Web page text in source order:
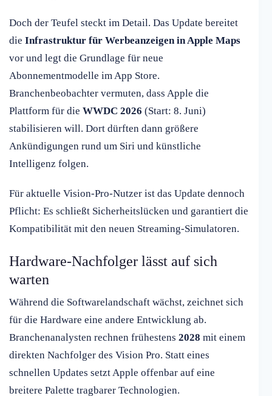
Doch der Teufel steckt im Detail. Das Update bereitet
die Infrastruktur für Werbeanzeigen in Apple Maps
vor und legt die Grundlage für neue
Abonnementmodelle im App Store.
Branchenbeobachter vermuten, dass Apple die
Plattform für die WWDC 2026 (Start: 8. Juni)
stabilisieren will. Dort dürften dann größere
Ankündigungen rund um Siri und künstliche
Intelligenz folgen.
Für aktuelle Vision-Pro-Nutzer ist das Update dennoch
Pflicht: Es schließt Sicherheitslücken und garantiert die
Kompatibilität mit den neuen Streaming-Simulatoren.
Hardware-Nachfolger lässt auf sich
warten
Während die Softwarelandschaft wächst, zeichnet sich
für die Hardware eine andere Entwicklung ab.
Branchenanalysten rechnen frühestens 2028 mit einem
direkten Nachfolger des Vision Pro. Statt eines
schnellen Updates setzt Apple offenbar auf eine
breitere Palette tragbarer Technologien.